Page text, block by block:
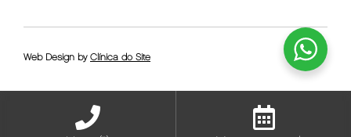
Web Design by Clínica do Site